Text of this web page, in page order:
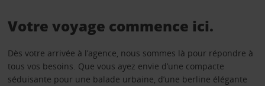
Votre voyage commence ici.
Dès votre arrivée à l’agence, nous sommes là pour répondre à
tous vos besoins. Que vous ayez envie d’une compacte
séduisante pour une balade urbaine, d’une berline élégante